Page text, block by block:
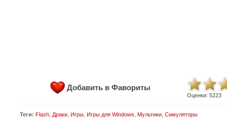
Добавить в Фавориты
Оценки: 5223
Теги: Flash, Драки, Игры, Игры для Windows Мультики, Симуляторы